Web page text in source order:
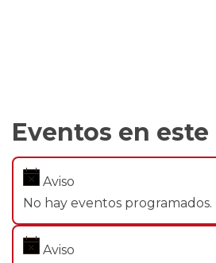
Eventos en
Aviso
No hay eventos programados.
Aviso